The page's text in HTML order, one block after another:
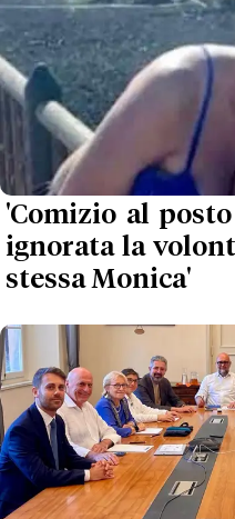
'Comizio al
ignorata la
stessa Monica'